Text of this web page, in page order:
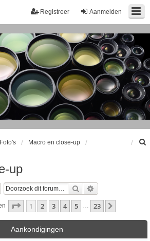
Aanmelden
Registreer
Foto's Macro en close-up
up
Zoek
Pagina Van23
1 2 3 4 5 23
Aankondigingen